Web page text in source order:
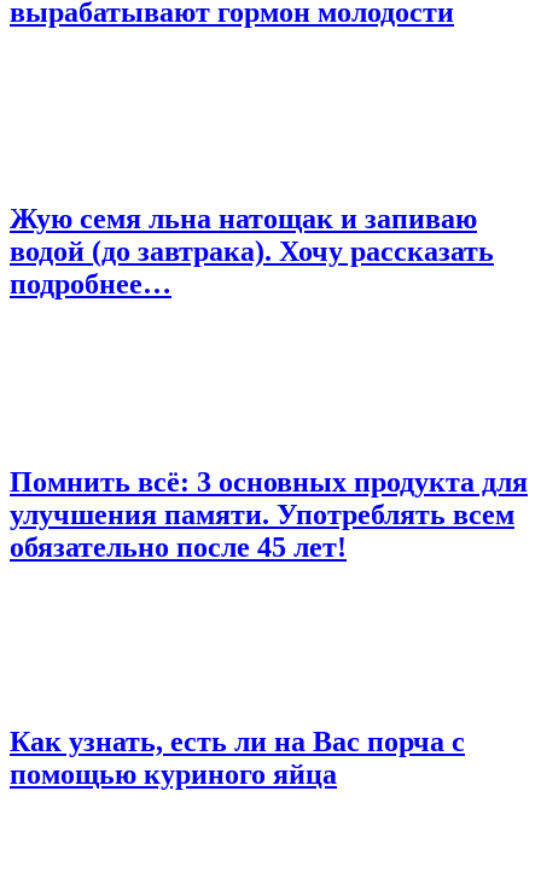
вырабатывают гормон молодости
Жую семя льна натощак и запиваю
водой (до завтрака). Хочу рассказать
подробнее…
Помнить всё: 3 основных продукта для
улучшения памяти. Употреблять всем
обязательно после 45 лет!
Как узнать, есть ли на Вас порча с
помощью куриного яйца